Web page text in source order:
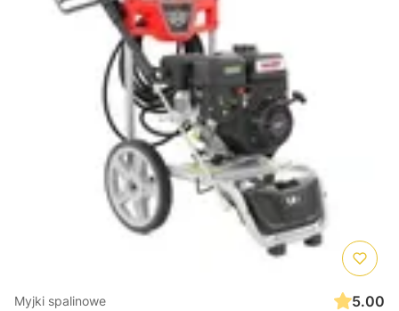
Myjki spalinowe
5.00